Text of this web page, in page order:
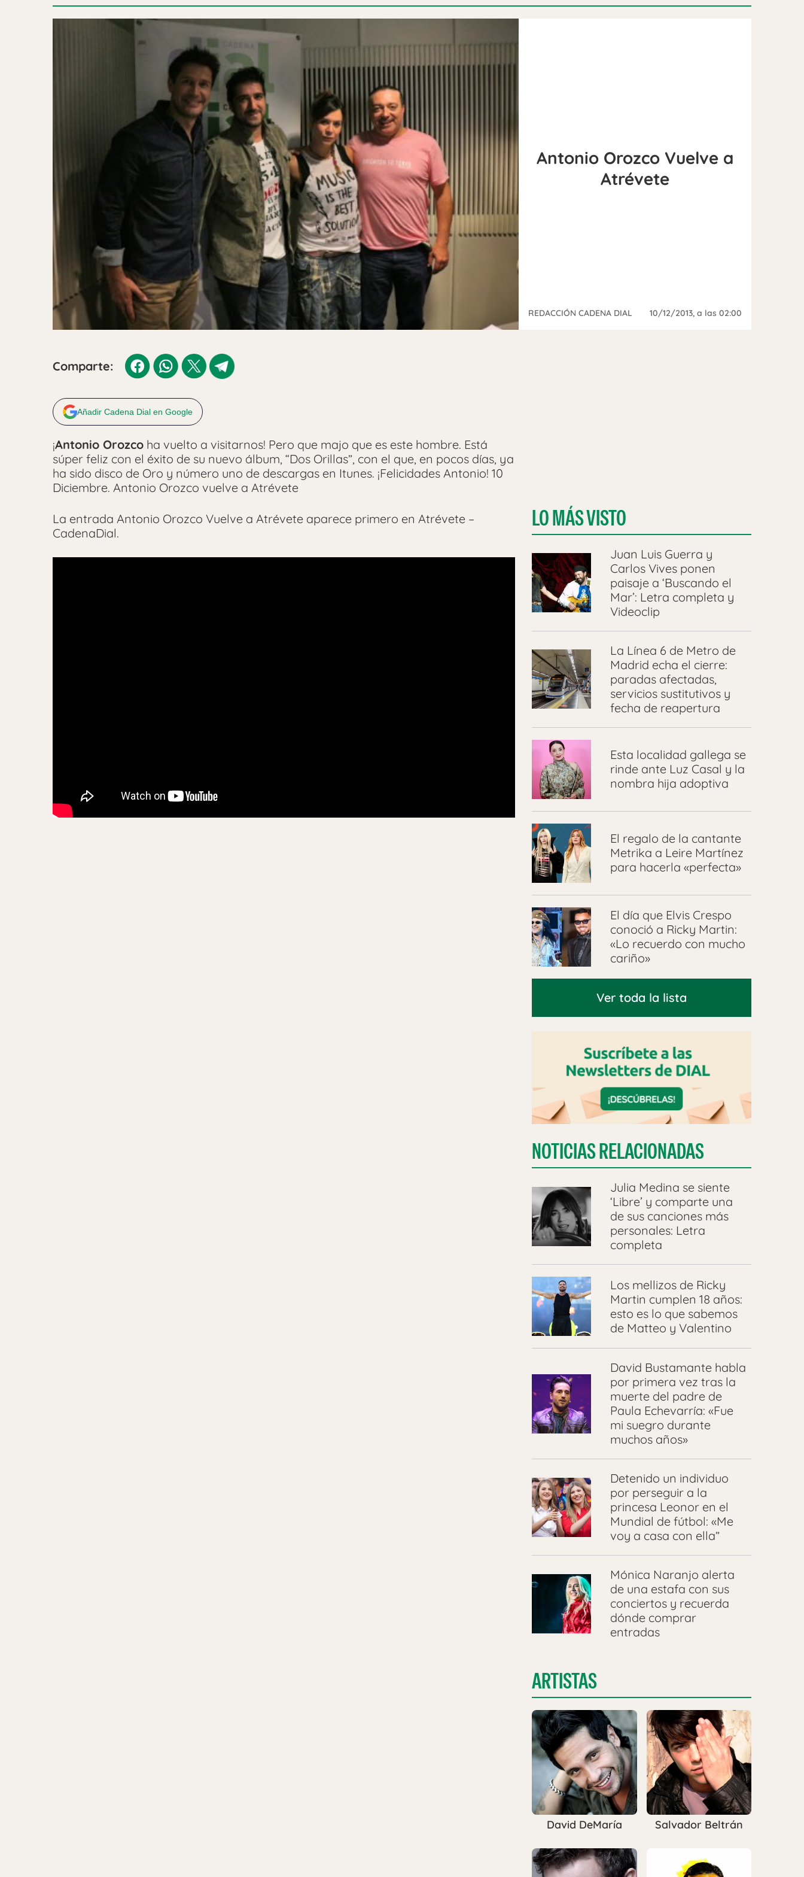
Antonio Orozco Vuelve a
Atrévete
REDACCIÓN CADENA DIAL 10/12/2013, a las 02:00
Comparte:
Añadir Cadena Dial en Google
¡Antonio Orozco ha vuelto a visitarnos! Pero que majo que es este hombre. Está
súper feliz con el éxito de su nuevo álbum, “Dos Orillas”, con el que, en pocos días, ya
ha sido disco de Oro y número uno de descargas en Itunes. ¡Felicidades Antonio! 10
Diciembre. Antonio Orozco vuelve a Atrévete
La entrada Antonio Orozco Vuelve a Atrévete aparece primero en Atrévete –
CadenaDial.
LO MÁS VISTO
Juan Luis Guerra y
Carlos Vives ponen
paisaje a ‘Buscando el
Mar’: Letra completa y
Videoclip
La Línea 6 de Metro de
Madrid echa el cierre:
paradas afectadas,
servicios sustitutivos y
fecha de reapertura
Esta localidad gallega se
rinde ante Luz Casal y la
nombra hija adoptiva
El regalo de la cantante
Metrika a Leire Martínez
para hacerla «perfecta»
El día que Elvis Crespo
conoció a Ricky Martin:
«Lo recuerdo con mucho
cariño»
Ver toda la lista
NOTICIAS RELACIONADAS
Julia Medina se siente
‘Libre’ y comparte una
de sus canciones más
personales: Letra
completa
Los mellizos de Ricky
Martin cumplen 18 años:
esto es lo que sabemos
de Matteo y Valentino
David Bustamante habla
por primera vez tras la
muerte del padre de
Paula Echevarría: «Fue
mi suegro durante
muchos años»
Detenido un individuo
por perseguir a la
princesa Leonor en el
Mundial de fútbol: «Me
voy a casa con ella”
Mónica Naranjo alerta
de una estafa con sus
conciertos y recuerda
dónde comprar
entradas
ARTISTAS
David DeMaría Salvador Beltrán